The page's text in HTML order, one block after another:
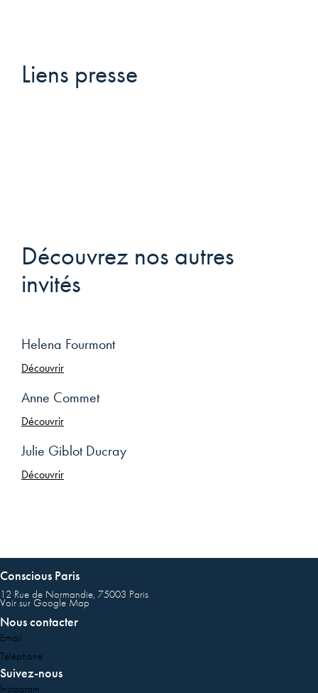
Liens presse
Découvrez nos autres
invités
Helena Fourmont
Découvrir
Anne Commet
Découvrir
Julie Giblot Ducray
Découvrir
Conscious Paris
12 Rue de Normandie, 75003 Paris
Voir sur Google Map
Nous contacter
Email
Téléphone
Suivez-nous
Instagram